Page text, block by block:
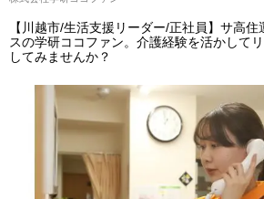
【川越市/生活支援リーダー/正社員】サ高
スの学研ココファン。介護経験を活かして
してみませんか？